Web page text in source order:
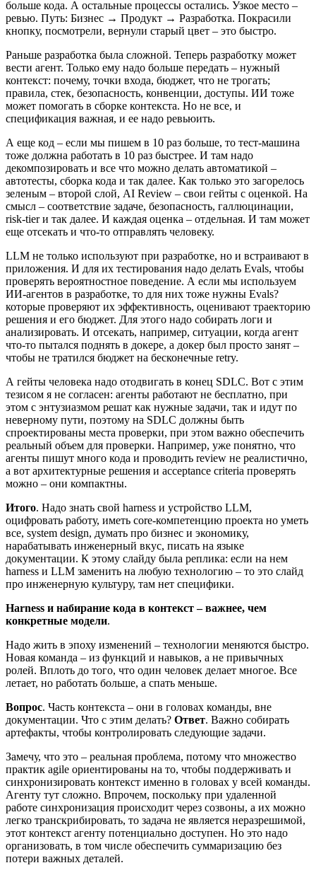
больше кода. А остальные процессы остались. Узкое место –
ревью. Путь: Бизнес → Продукт → Разработка. Покрасили
кнопку, посмотрели, вернули старый цвет – это быстро.
Раньше разработка была сложной. Теперь разработку может
вести агент. Только ему надо больше передать – нужный
контекст: почему, точки входа, бюджет, что не трогать;
правила, стек, безопасность, конвенции, доступы. ИИ тоже
может помогать в сборке контекста. Но не все, и
спецификация важная, и ее надо ревьюить.
А еще код – если мы пишем в 10 раз больше, то тест-машина
тоже должна работать в 10 раз быстрее. И там надо
декомпозировать и все что можно делать автоматикой –
автотесты, сборка кода и так далее. Как только это загорелось
зеленым – второй слой, AI Review – свои гейты с оценкой. На
смысл – соответствие задаче, безопасность, галлюцинации,
risk-tier и так далее. И каждая оценка – отдельная. И там может
еще отсекать и что-то отправлять человеку.
LLM не только используют при разработке, но и встраивают в
приложения. И для их тестирования надо делать Evals, чтобы
проверять вероятностное поведение. А если мы используем
ИИ-агентов в разработке, то для них тоже нужны Evals?
которые проверяют их эффективность, оценивают траекторию
решения и его бюджет. Для этого надо собирать логи и
анализировать. И отсекать, например, ситуации, когда агент
что-то пытался поднять в докере, а докер был просто занят –
чтобы не тратился бюджет на бесконечные retry.
А гейты человека надо отодвигать в конец SDLC. Вот с этим
тезисом я не согласен: агенты работают не бесплатно, при
этом с энтузиазмом решат как нужные задачи, так и идут по
неверному пути, поэтому на SDLC должны быть
спроектированы места проверки, при этом важно обеспечить
реальный объем для проверки. Например, уже понятно, что
агенты пишут много кода и проводить review не реалистично,
а вот архитектурные решения и acceptance criteria проверять
можно – они компактны.
Итого. Надо знать свой harness и устройство LLM,
оцифровать работу, иметь core-компетенцию проекта но уметь
все, system design, думать про бизнес и экономику,
нарабатывать инженерный вкус, писать на языке
документации. К этому слайду была реплика: если на нем
harness и LLM заменить на любую технологию – то это слайд
про инженерную культуру, там нет специфики.
Harness и набирание кода в контекст – важнее, чем
конкретные модели.
Надо жить в эпоху изменений – технологии меняются быстро.
Новая команда – из функций и навыков, а не привычных
ролей. Вплоть до того, что один человек делает многое. Все
летает, но работать больше, а спать меньше.
Вопрос. Часть контекста – они в головах команды, вне
документации. Что с этим делать? Ответ. Важно собирать
артефакты, чтобы контролировать следующие задачи.
Замечу, что это – реальная проблема, потому что множество
практик agile ориентированы на то, чтобы поддерживать и
синхронизировать контекст именно в головах у всей команды.
Агенту тут сложно. Впрочем, поскольку при удаленной
работе синхронизация происходит через созвоны, а их можно
легко транскрибировать, то задача не является неразрешимой,
этот контекст агенту потенциально доступен. Но это надо
организовать, в том числе обеспечить суммаризацию без
потери важных деталей.